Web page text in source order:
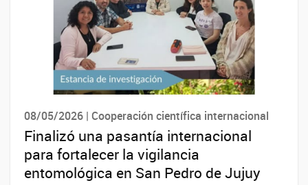
08/05/2026 | Cooperación científica internacional
Finalizó una pasantía internacional
para fortalecer la vigilancia
entomológica en San Pedro de Jujuy